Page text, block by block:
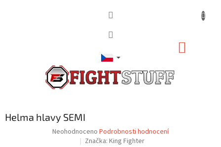
Helma hlavy SEMI
Průměrné
hodnocení
Neohodnoceno Podrobnosti hodnocení
Značka: King Fighter